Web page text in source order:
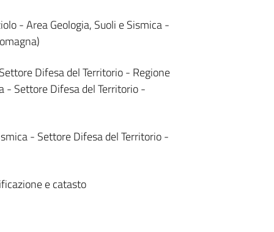
- Area Geologia, Suoli e Sismica -
Difesa del Territorio - Regione
- Settore Difesa del Territorio -
- Settore Difesa del Territorio -
e catasto